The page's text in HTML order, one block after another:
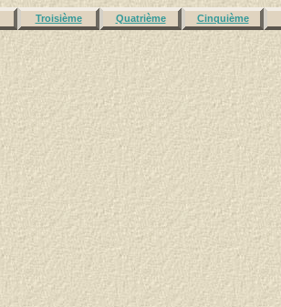
Troisième Quatrième Cinquième